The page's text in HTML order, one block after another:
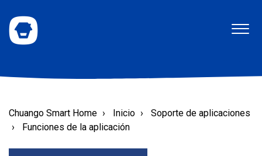
Chuango Smart Home Inicio
Soporte de aplicaciones
Funciones de la aplicación